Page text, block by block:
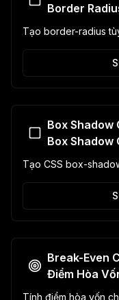
Border
Tạo border-radius
Box Shadow
Box Shadow
Tạo CSS box-
Break-Even
Điểm Hòa
Tính điểm hòa vốn